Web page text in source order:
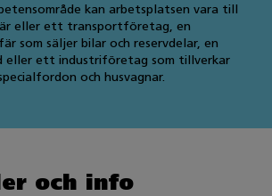
kan arbetsplatsen vara till
eller ett transportföretag, en
som säljer bilar och reservdelar, en
eller ett industriföretag som tillverkar
och husvagnar.
och info